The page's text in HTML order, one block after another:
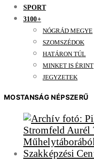
SPORT
3100+
NÓGRÁD MEGYE
SZOMSZÉDOK
HATÁRON TÚL
MINKET IS ÉRINT
JEGYZETEK
MOSTANSÁG NÉPSZERŰ